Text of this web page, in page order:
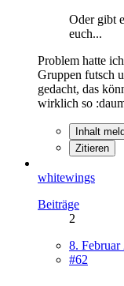
Oder gibt
euch...
Problem hatte
Gruppen futsch
gedacht, das
wirklich so
Inhalt
Zitieren
whitewings
Beiträge
2
8. Februar
#62